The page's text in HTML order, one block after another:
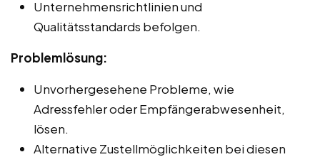
Unternehmensrichtlinien und
Qualitätsstandards befolgen.
Problemlösung:
Unvorhergesehene Probleme, wie
Adressfehler oder Empfängerabwesenheit,
lösen.
Alternative Zustellmöglichkeiten bei diesen